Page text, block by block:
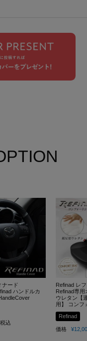
ナード
ハンドルカ
税込
Refinad レ
Refinad専用
ウレタン【
用】 コンフ
Refinad
価格 ¥